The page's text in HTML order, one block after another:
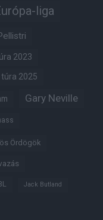
liga
2023
2025
Gary Neville
Ördögök
Jack Butland